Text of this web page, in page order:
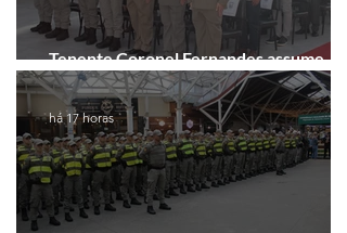
Tenente Coronel Fernandes assume
comando do 41º BPM em Gramado
há 17 horas